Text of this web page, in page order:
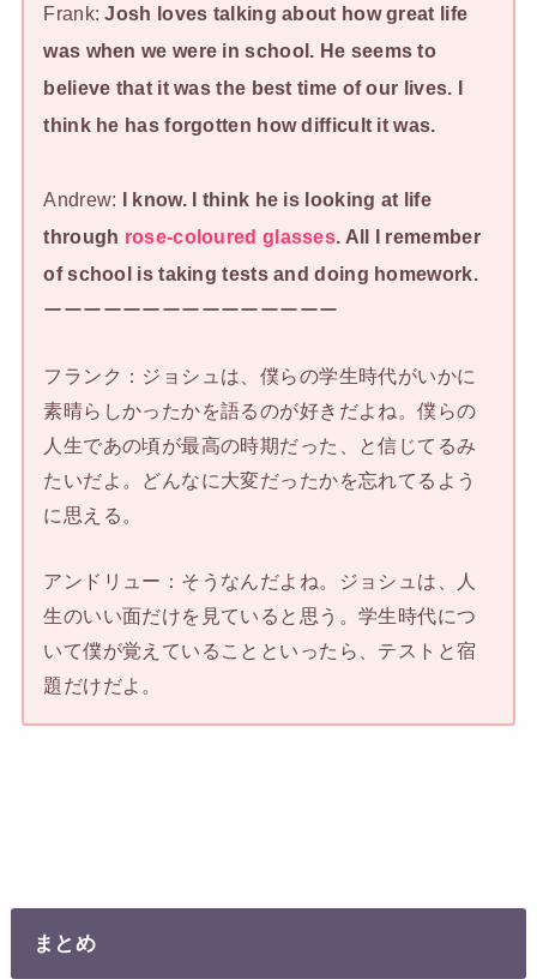
Frank: Josh loves talking about how great life
was when we were in school. He seems to
believe that it was the best time of our lives. I
think he has forgotten how difficult it was.
Andrew: I know. I think he is looking at life
through rose-coloured glasses. All I remember
of school is taking tests and doing homework.
ーーーーーーーーーーーーーーー
フランク：ジョシュは、僕らの学生時代がいかに
素晴らしかったかを語るのが好きだよね。僕らの
人生であの頃が最高の時期だった、と信じてるみ
たいだよ。どんなに大変だったかを忘れてるよう
に思える。
アンドリュー：そうなんだよね。ジョシュは、人
生のいい面だけを見ていると思う。学生時代につ
いて僕が覚えていることといったら、テストと宿
題だけだよ。
まとめ